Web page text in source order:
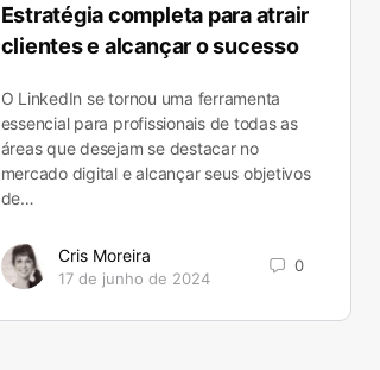
Estratégia completa para atrair
clientes e alcançar o sucesso
O LinkedIn se tornou uma ferramenta
essencial para profissionais de todas as
áreas que desejam se destacar no
mercado digital e alcançar seus objetivos
de…
Cris Moreira
17 de junho de 2024
0